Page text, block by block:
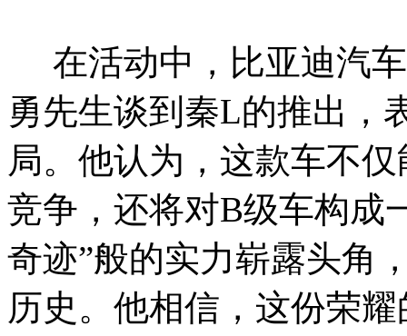
在活动中，比亚迪汽
勇先生谈到秦L的推出，
局。他认为，这款车不
竞争，还将对B级车构成
奇迹”般的实力崭露头角
历史。他相信，这份荣